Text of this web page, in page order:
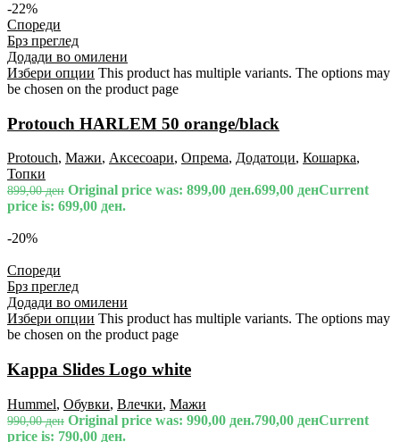
-22%
Спореди
Брз преглед
Додади во омилени
Избери опции This product has multiple variants. The options may
be chosen on the product page
Protouch HARLEM 50 orange/black
Protouch, Мажи, Аксесоари, Опрема, Додатоци, Кошарка,
Топки
899,00ден Original price was: 899,00 ден.699,00 денCurrent
price is: 699,00 ден.
-20%
Спореди
Брз преглед
Додади во омилени
Избери опции This product has multiple variants. The options may
be chosen on the product page
Kappa Slides Logo white
Hummel, Обувки, Влечки, Мажи
990,00ден Original price was: 990,00 ден.790,00 денCurrent
price is: 790,00 ден.